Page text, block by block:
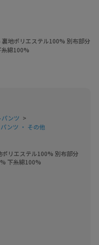
裏地ポリエステル100% 別布部分
綿100%
ンツ
パンツ ・ その他
リエステル100% 別布部分
下糸綿100%